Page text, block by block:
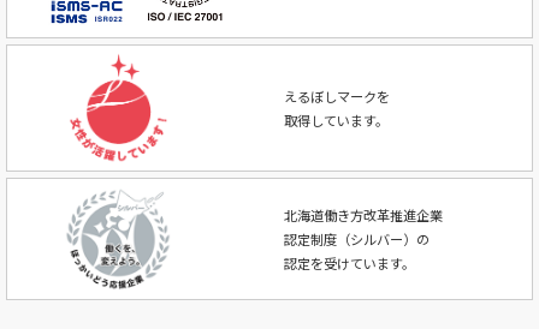
えるぼしマークを
取得しています。
北海道働き方改革推進企業
認定制度（シルバー）の
認定を受けています。